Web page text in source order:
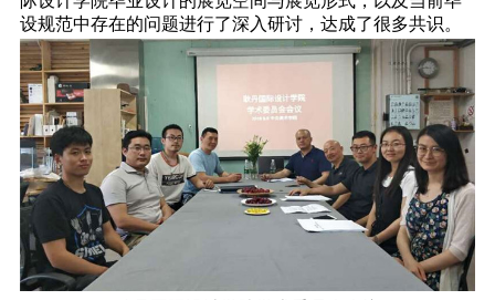
设规范中存在的问题进行了深入研讨，达成了很多共识。